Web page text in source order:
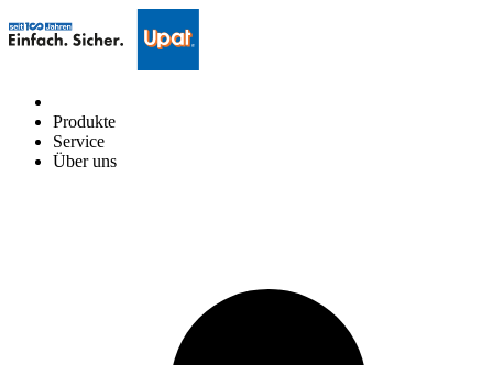
Produkte
Service
Über uns